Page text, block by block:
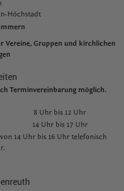
Höchstadt
Vereine, Gruppen und kirchlichen
Terminvereinbarung möglich.
8 Uhr bis 12 Uhr
14 Uhr bis 17 Uhr
14 Uhr bis 16 Uhr telefonisch